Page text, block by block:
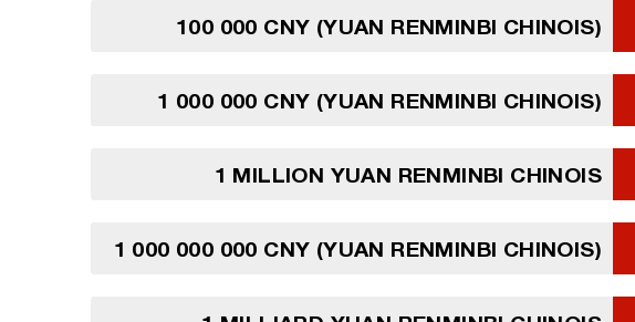
100 000 CNY (YUAN RENMINBI CHINOIS)
1 000 000 CNY (YUAN RENMINBI CHINOIS)
1 MILLION YUAN RENMINBI CHINOIS
1 000 000 000 CNY (YUAN RENMINBI CHINOIS)